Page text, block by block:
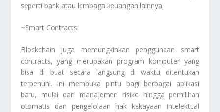
seperti bank atau lembaga keuangan lainnya.
~Smart Contracts:
Blockchain juga memungkinkan penggunaan smart
contracts, yang merupakan program komputer yang
bisa di buat secara langsung di waktu ditentukan
terpenuhi. Ini membuka pintu bagi berbagai aplikasi
baru, mulai dari manajemen risiko hingga pemilihan
otomatis dan pengelolaan hak kekayaan intelektual